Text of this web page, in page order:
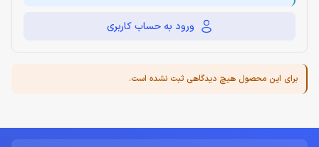
ورود به حساب کاربری
برای این محصول هیچ دیدگاهی ثبت نشده است.